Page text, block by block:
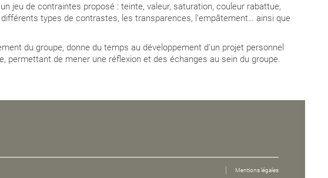
jeu de contraintes proposé : teinte, valeur, saturation, couleur rabattue,
types de contrastes, les transparences, l’empâtement… ainsi que
du groupe, donne du temps au développement d’un projet personnel
permettant de mener une réflexion et des échanges au sein du groupe.
Mentions légales